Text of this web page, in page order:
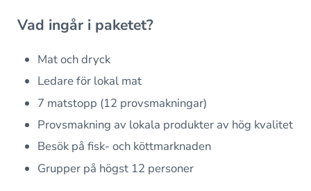
Vad ingår i paketet?
Mat och dryck
Ledare för lokal mat
7 matstopp (12 provsmakningar)
Provsmakning av lokala produkter av hög kvalitet
Besök på fisk- och köttmarknaden
Grupper på högst 12 personer